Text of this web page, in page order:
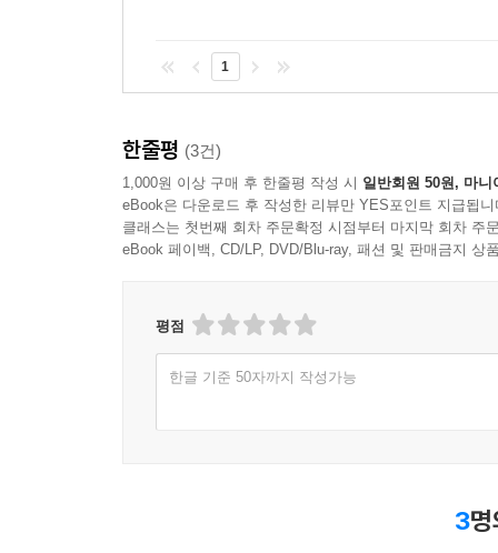
1
한줄평 (3건)
1,000원 이상 구매 후 한줄평 작성 시 일반회원 50원, 마니
eBook은 다운로드 후 작성한 리뷰만 YES포인트 지급됩니
클래스는 첫번째 회차 주문확정 시점부터 마지막 회차 주
eBook 페이백, CD/LP, DVD/Blu-ray, 패션 및 판매금지 상
평점
한글 기준 50자까지 작성가능
3